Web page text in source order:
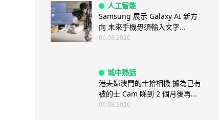
人工智能
Samsung 展示 Galaxy AI 新方
向 未來手機毋須輸入文字...
06.08.2026
城中熱話
港夫婦澳門的士拾相機 據為己有
被的士 Cam 睇到 2 個月後再...
06.08.2026